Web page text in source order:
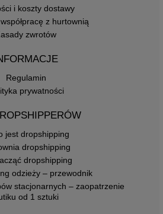
i koszty dostawy
z hurtownią
zwrotów
Regulamin
prywatności
jest dropshipping
dropshipping
dropshipping
odzieży – przewodnik
stacjonarnych – zaopatrzenie
od 1 sztuki